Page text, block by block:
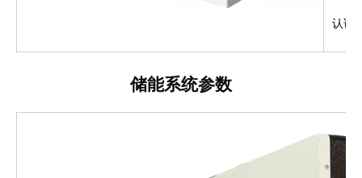
认证
储能系统参数